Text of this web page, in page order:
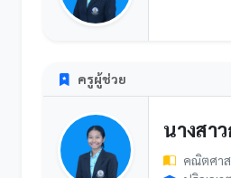
ครูผู้ช่วย
คณิตศา